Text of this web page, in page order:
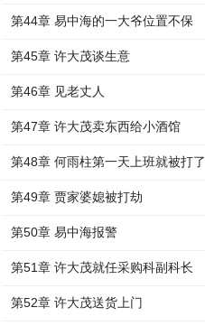
第44章 易中海的一大爷位置不保
第45章 许大茂谈生意
第46章 见老丈人
第47章 许大茂卖东西给小酒馆
第48章 何雨柱第一天上班就被打了
第49章 贾家婆媳被打劫
第50章 易中海报警
第51章 许大茂就任采购科副科长
第52章 许大茂送货上门